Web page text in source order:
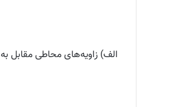
الف) زاویه‌های محاطی مقابل به AE⌢ را پیدا کنید.